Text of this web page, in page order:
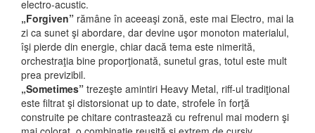
electro-acustic.
„Forgiven” rămâne în aceeaşi zonă, este mai Electro, mai la
zi ca sunet şi abordare, dar devine uşor monoton materialul,
îşi pierde din energie, chiar dacă tema este nimerită,
orchestraţia bine proporţionată, sunetul gras, totul este mult
prea previzibil.
„Sometimes” trezeşte amintiri Heavy Metal, riff-ul tradiţional
este filtrat şi distorsionat up to date, strofele în forţă
construite pe chitare contrastează cu refrenul mai modern şi